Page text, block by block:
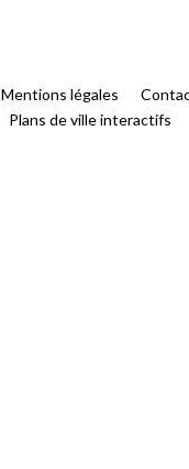
Mentions légales
Plans de ville interactifs